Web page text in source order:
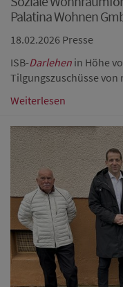
Palatina Wohnen
18.02.2026 Presse
ISB-Darlehen in Höhe
Tilgungszuschüsse
Weiterlesen